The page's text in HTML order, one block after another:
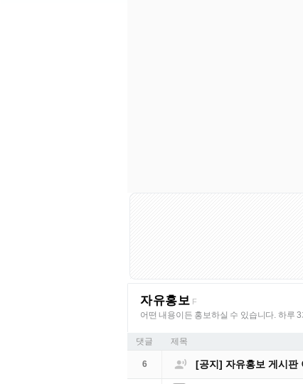
자유홍보 F
어떤 내용이든 홍보하실 수 있습니다. 하루
댓글 제목
6  [공지] 자유홍보 게시판